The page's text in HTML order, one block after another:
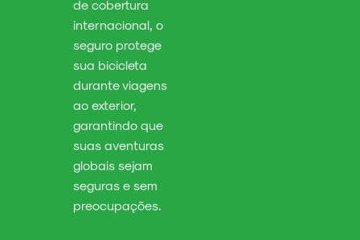
de cobertura
internacional, o
seguro protege
sua bicicleta
durante viagens
ao exterior,
garantindo que
suas aventuras
globais sejam
seguras e sem
preocupações.